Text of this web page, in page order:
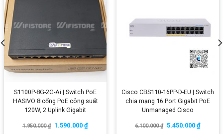
S1100P-8G-2G-Ai | Switch PoE
HASIVO 8 cổng PoE công suất
120W, 2 Uplink Gigabit
1.950.000₫ 1.590.000₫
Cisco CBS110-16PP-D-EU | Switch
chia mạng 16 Port Gigabit PoE
Unmanaged Cisco
6.100.000₫ 5.450.000₫